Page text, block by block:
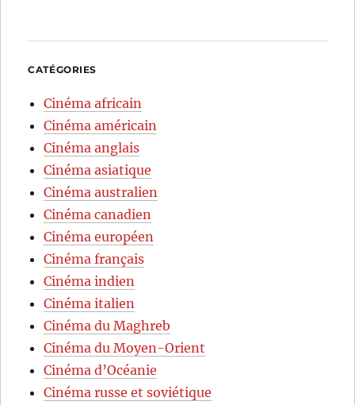
CATÉGORIES
Cinéma africain
Cinéma américain
Cinéma anglais
Cinéma asiatique
Cinéma australien
Cinéma canadien
Cinéma européen
Cinéma français
Cinéma indien
Cinéma italien
Cinéma du Maghreb
Cinéma du Moyen-Orient
Cinéma d’Océanie
Cinéma russe et soviétique